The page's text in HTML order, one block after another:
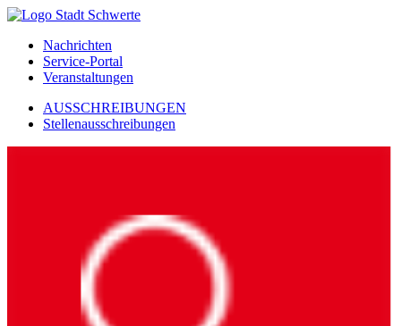
Nachrichten
Service-Portal
Veranstaltungen
AUSSCHREIBUNGEN
Stellenausschreibungen